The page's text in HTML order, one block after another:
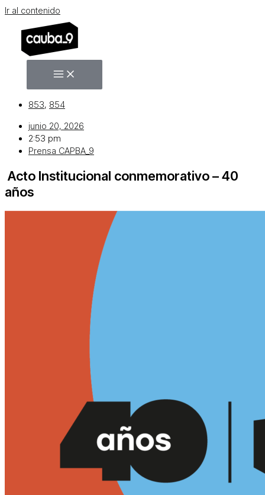
Ir al contenido
853, 854
junio 20, 2026
2:53 pm
Prensa CAPBA_9
Acto Institucional conmemorativo – 40
años